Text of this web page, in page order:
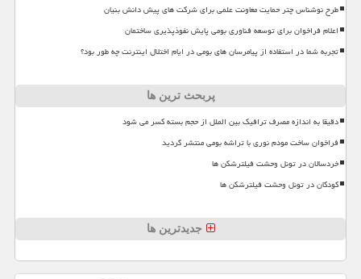
طرح نوشناس چتر حمایت معاونت علمی برای شرکت های پیش دانش بنیان
اعلام فراخوان برای توسعه فناوری بومی پایش نفوذپذیری ساختمان
تجربه شما در استفاده از پیامرسان های بومی در ایام اختلال اینترنت چه طور بود؟
پربحث ترین ها
دقیقا به اندازه مصرف ترافیک بین الملل از حجم بسته کسر می شود
فراخوان ساخت مودم نوری با تراشه بومی منتشر گردید
خردسالان در تونل وحشت فیلترشکن ها
کودکان در تونل وحشت فیلترشکن ها
جدیدترین ها